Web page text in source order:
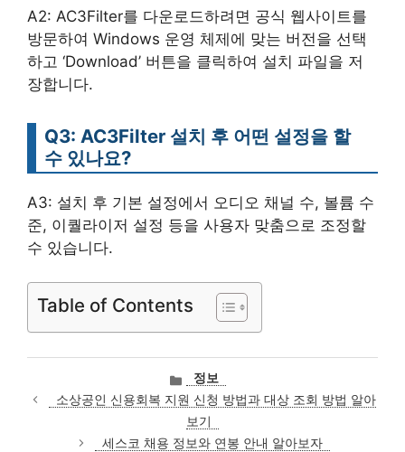
A2: AC3Filter를 다운로드하려면 공식 웹사이트를
방문하여 Windows 운영 체제에 맞는 버전을 선택
하고 ‘Download’ 버튼을 클릭하여 설치 파일을 저
장합니다.
Q3: AC3Filter 설치 후 어떤 설정을 할
수 있나요?
A3: 설치 후 기본 설정에서 오디오 채널 수, 볼륨 수
준, 이퀄라이저 설정 등을 사용자 맞춤으로 조정할
수 있습니다.
Table of Contents
카
테
고
리
정보
소상공인 신용회복 지원 신청 방법과 대상 조회 방법 알아
보기
세스코 채용 정보와 연봉 안내 알아보자